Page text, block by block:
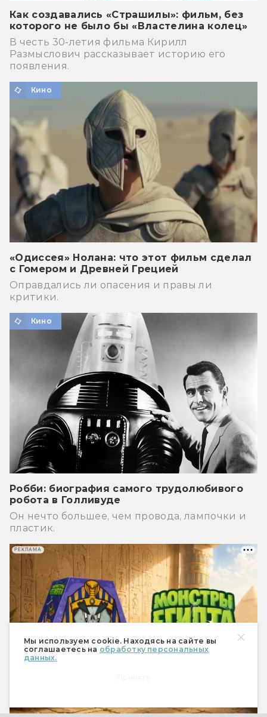
Мы используем cookie. Находясь на сайте вы
соглашаетесь на обработку персональных
данных.
Как создавались «Страшилы»: фильм, без
которого не было бы «Властелина колец»
В честь 30-летия фильма Кирилл
Размыслович рассказывает историю его
появления.
Кино
«Одиссея» Нолана: что этот фильм сделал
с Гомером и Древней Грецией
Оправдались ли опасения и правы ли
критики.
Кино
Робби: биография самого трудолюбивого
робота в Голливуде
Он нечто большее, чем провода, лампочки и
пластик.
РЕКЛАМА